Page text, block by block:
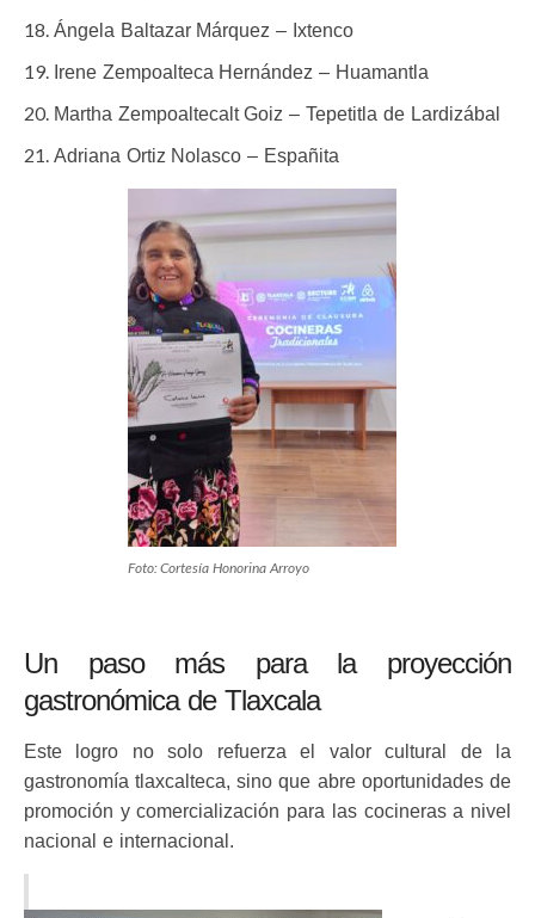
Ángela Baltazar Márquez – Ixtenco
Irene Zempoalteca Hernández – Huamantla
Martha Zempoaltecalt Goiz – Tepetitla de Lardizábal
Adriana Ortiz Nolasco – Españita
Foto: Cortesía Honorina Arroyo
Un paso más para la proyección
gastronómica de Tlaxcala
Este logro no solo refuerza el valor cultural de la
gastronomía tlaxcalteca, sino que abre oportunidades de
promoción y comercialización para las cocineras a nivel
nacional e internacional.